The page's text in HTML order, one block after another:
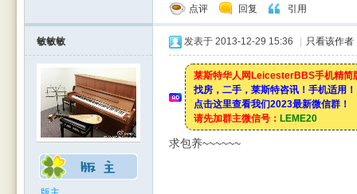
点评 回复 引用
敏敏敏 发表于 2013-12-29 15:36 只看该作者
莱斯特华人网LeicesterBBS手机精简
找房，二手，莱斯特咨讯！手机适用！
点击这里查看我们2023最新微信群！
请先加群主微信号： LEME20
求包养~~~~~~